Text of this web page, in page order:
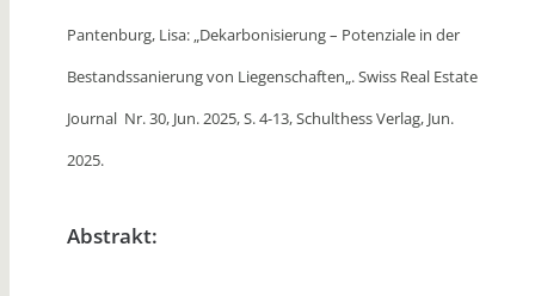
Pantenburg, Lisa: „Dekarbonisierung – Potenziale in der
Bestandssanierung von Liegenschaften „. Swiss Real Estate
Journal Nr. 30, Jun. 2025, S. 4-13, Schulthess Verlag, Jun.
2025.
Abstrakt: